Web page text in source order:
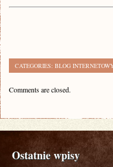
CATEGORIES: BLOG
Comments are closed.
Ostatnie wpisy